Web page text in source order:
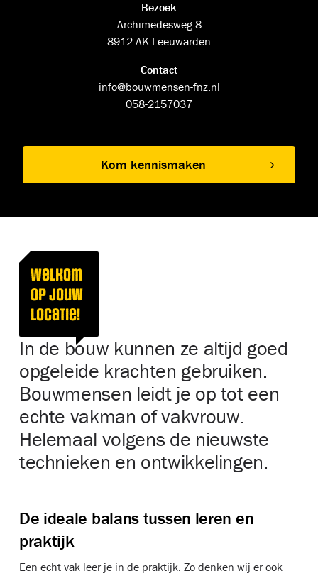
Bezoek
Archimedesweg 8
8912 AK Leeuwarden
Contact
info@bouwmensen-fnz.nl
058-2157037
Kom kennismaken
In de bouw kunnen ze altijd goed
opgeleide krachten gebruiken.
Bouwmensen leidt je op tot een
echte vakman of vakvrouw.
Helemaal volgens de nieuwste
technieken en ontwikkelingen.
Welkom
op jouw
locatie!
De ideale balans tussen leren en
praktijk
Een echt vak leer je in de praktijk. Zo denken wij er ook